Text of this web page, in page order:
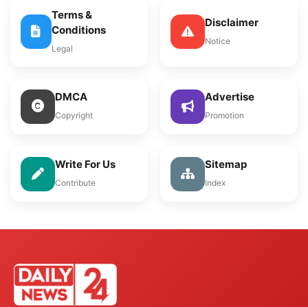
Terms &
Conditions
Legal
Disclaimer
Notice
DMCA
Copyright
Advertise
Promotion
Write For Us
Contribute
Sitemap
Index